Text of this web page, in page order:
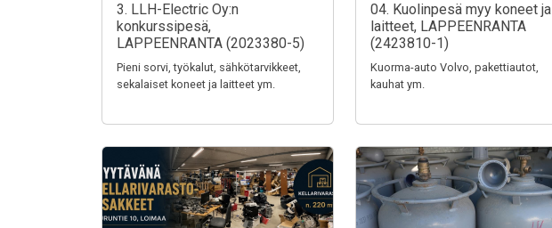
3. LLH-Electric Oy:n
konkurssipesä,
LAPPEENRANTA (2023380-5)
Pieni sorvi, työkalut, sähkötarvikkeet,
sekalaiset koneet ja laitteet ym.
04. Kuolinpesä myy koneet ja
laitteet, LAPPEENRANTA
(2423810-1)
Kuorma-auto Volvo, pakettiautot,
kauhat ym.